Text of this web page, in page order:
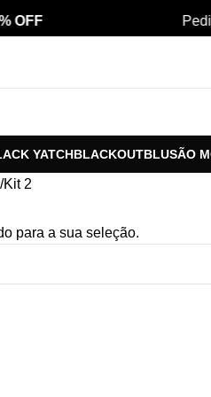
OFF
YATCHBLACKOUTBLUSÃO
Kit 2
para a sua seleção.